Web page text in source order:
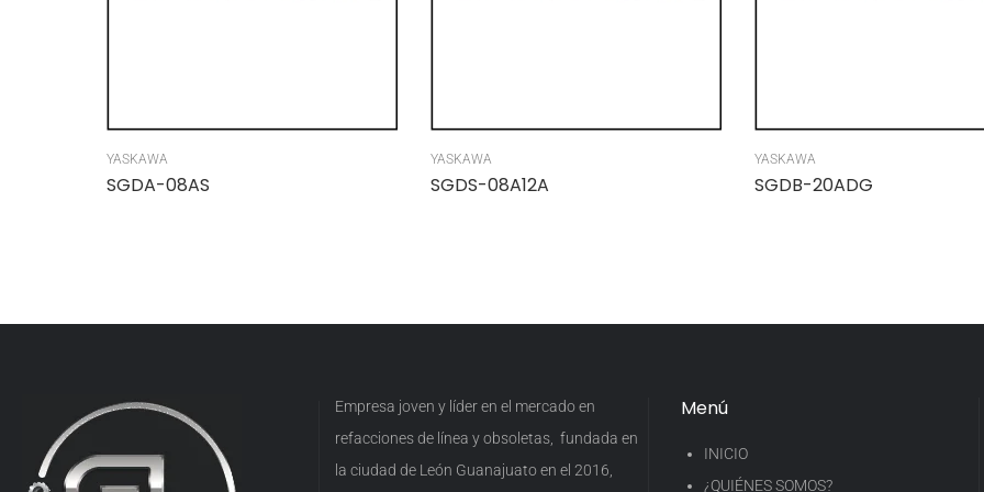
YASKAWA
SGDA-08AS
YASKAWA
SGDS-08A12A
YASKAWA
SGDB-20ADG
Empresa joven y líder en el mercado en
refacciones de línea y obsoletas, fundada en
la ciudad de León Guanajuato en el 2016,
Menú
INICIO
¿QUIÉNES SOMOS?